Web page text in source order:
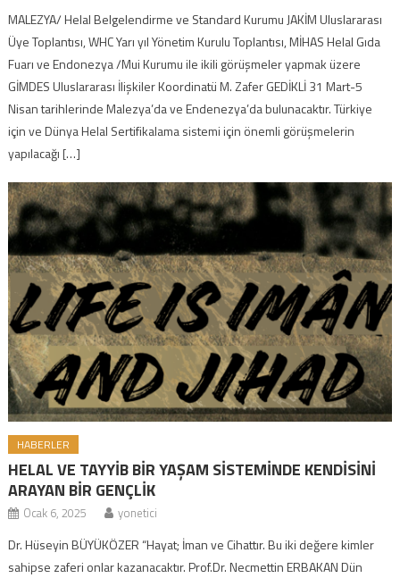
MALEZYA/ Helal Belgelendirme ve Standard Kurumu JAKİM Uluslararası
Üye Toplantısı, WHC Yarı yıl Yönetim Kurulu Toplantısı, MİHAS Helal Gıda
Fuarı ve Endonezya /Mui Kurumu ile ikili görüşmeler yapmak üzere
GİMDES Uluslararası İlişkiler Koordinatü M. Zafer GEDİKLİ 31 Mart-5
Nisan tarihlerinde Malezya’da ve Endenezya’da bulunacaktır. Türkiye
için ve Dünya Helal Sertifikalama sistemi için önemli görüşmelerin
yapılacağı […]
HABERLER
HELAL VE TAYYİB BİR YAŞAM SİSTEMİNDE KENDİSİNİ
ARAYAN BİR GENÇLİK
Ocak 6, 2025 yonetici
Dr. Hüseyin BÜYÜKÖZER “Hayat; İman ve Cihattır. Bu iki değere kimler
sahipse zaferi onlar kazanacaktır. Prof.Dr. Necmettin ERBAKAN Dün